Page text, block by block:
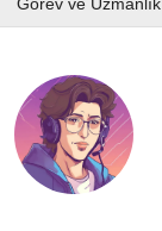
Görev ve Uzmanlık